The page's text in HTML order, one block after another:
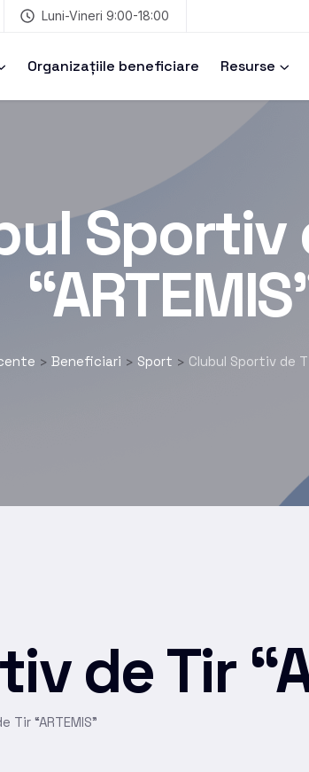
Luni-Vineri 9:00-18:00
Organizațiile beneficiare Resurse
Sportiv
> Beneficiari > Sport > Clubul Sportiv de
de Tir
Tir “ARTEMIS”